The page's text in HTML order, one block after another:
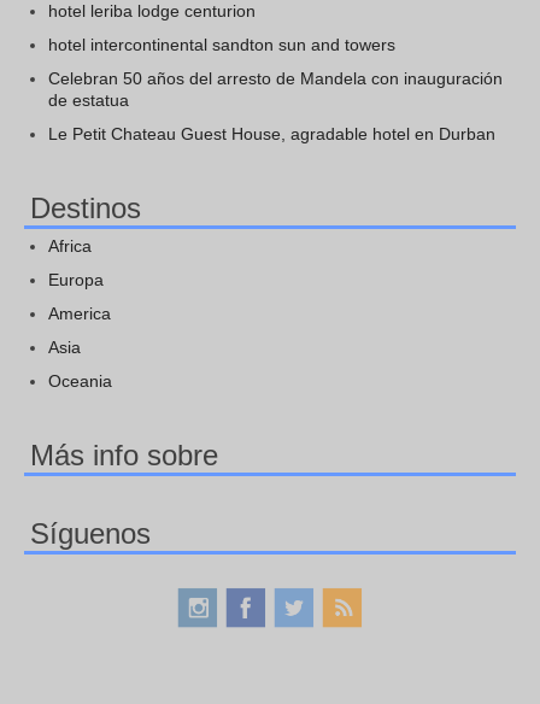
hotel leriba lodge centurion
hotel intercontinental sandton sun and towers
Celebran 50 años del arresto de Mandela con inauguración
de estatua
Le Petit Chateau Guest House, agradable hotel en Durban
Destinos
Africa
Europa
America
Asia
Oceania
Más info sobre
Síguenos